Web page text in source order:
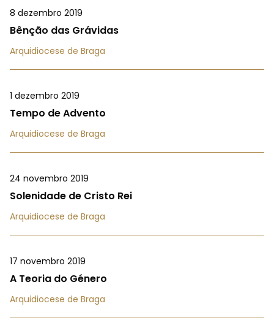
8 dezembro 2019
Bênção das Grávidas
Arquidiocese de Braga
1 dezembro 2019
Tempo de Advento
Arquidiocese de Braga
24 novembro 2019
Solenidade de Cristo Rei
Arquidiocese de Braga
17 novembro 2019
A Teoria do Género
Arquidiocese de Braga